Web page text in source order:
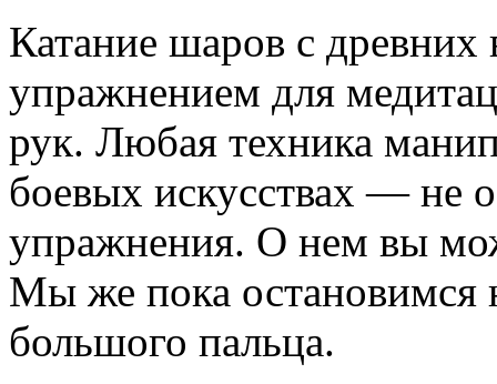
Катание шаров с
упражнением для
рук. Любая техника
боевых искусствах — не
упражнения. О нем вы
Мы же пока остановимся
большого пальца.